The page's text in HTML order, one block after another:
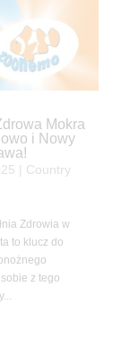
Mokra
i Nowy
Country
Zdrowia w
to klucz do
z tego